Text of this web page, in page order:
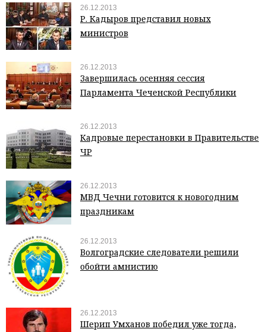
26.12.2013
Р. Кадыров представил новых
министров
26.12.2013
Завершилась осенняя сессия
Парламента Чеченской Республики
26.12.2013
Кадровые перестановки в Правительстве
ЧР
26.12.2013
МВД Чечни готовится к новогодним
праздникам
26.12.2013
Волгоградские следователи решили
обойти амнистию
26.12.2013
Шерип Умханов победил уже тогда,